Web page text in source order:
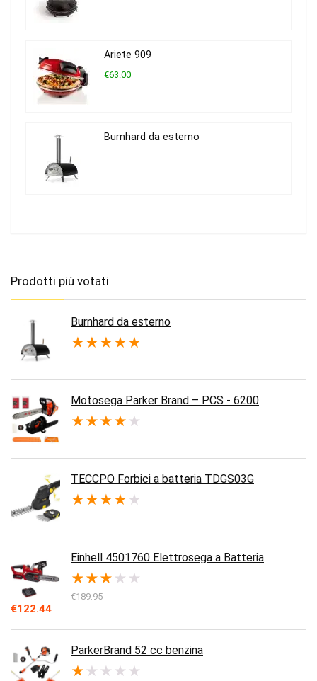
Ariete 909
€63.00
Burnhard da esterno
Prodotti più votati
Burnhard da esterno
★★★★★
Motosega Parker Brand – PCS - 6200
★★★★ ★
TECCPO Forbici a batteria TDGS03G
★★★★ ★
Einhell 4501760 Elettrosega a Batteria
★★★ ★ ★
€189.95
Il
originale
era:
€189.95.
€122.44Il
attuale
€122.44.
ParkerBrand 52 cc benzina
★ ★ ★ ★ ★